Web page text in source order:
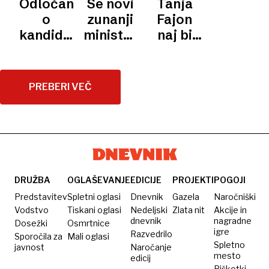
predstavnico
EU
Fajonovi
uspelo,
jo čaka
Odločanje
o
kandidaturi
Fajon za
posebno
Se novi
zunanji
minister
sramuje
kandidature
Tanja
Fajon
naj bi
PREBERI VEČ
DRUŽBA
Predstavitev
Vodstvo
Dosežki
Sporočila za
javnost
OGLAŠEVANJE
Spletni oglasi
Tiskani oglasi
Osmrtnice
Mali oglasi
EDICIJE
Dnevnik
Nedeljski
dnevnik
Razvedrilo
Naročanje
edicij
PROJEKTI
Gazela
Zlata nit
POGOJI
Naročniški
Akcije in
nagradne
igre
Spletno
mesto